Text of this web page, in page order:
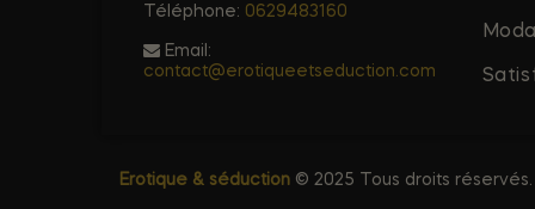
Téléphone: 0629483160
Email:
contact@erotiqueetseduction.com
Erotique & séduction © 2025 Tous droits réservés.